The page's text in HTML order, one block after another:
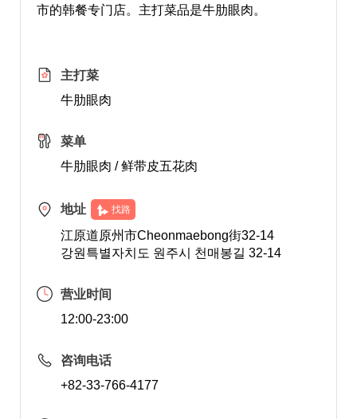
市的韩餐专门店。主打菜品是牛肋眼肉。
主打菜
牛肋眼肉
菜单
牛肋眼肉 / 鲜带皮五花肉
地址 找路
江原道原州市Cheonmaebong街32-14
강원특별자치도 원주시 천매봉길 32-14
营业时间
12:00-23:00
咨询电话
+82-33-766-4177